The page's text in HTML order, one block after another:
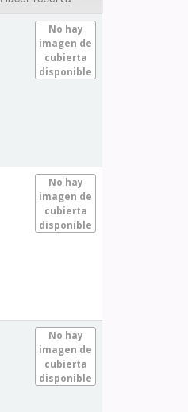
No hay
imagen de
cubierta
disponible
No hay
imagen de
cubierta
disponible
No hay
imagen de
cubierta
disponible